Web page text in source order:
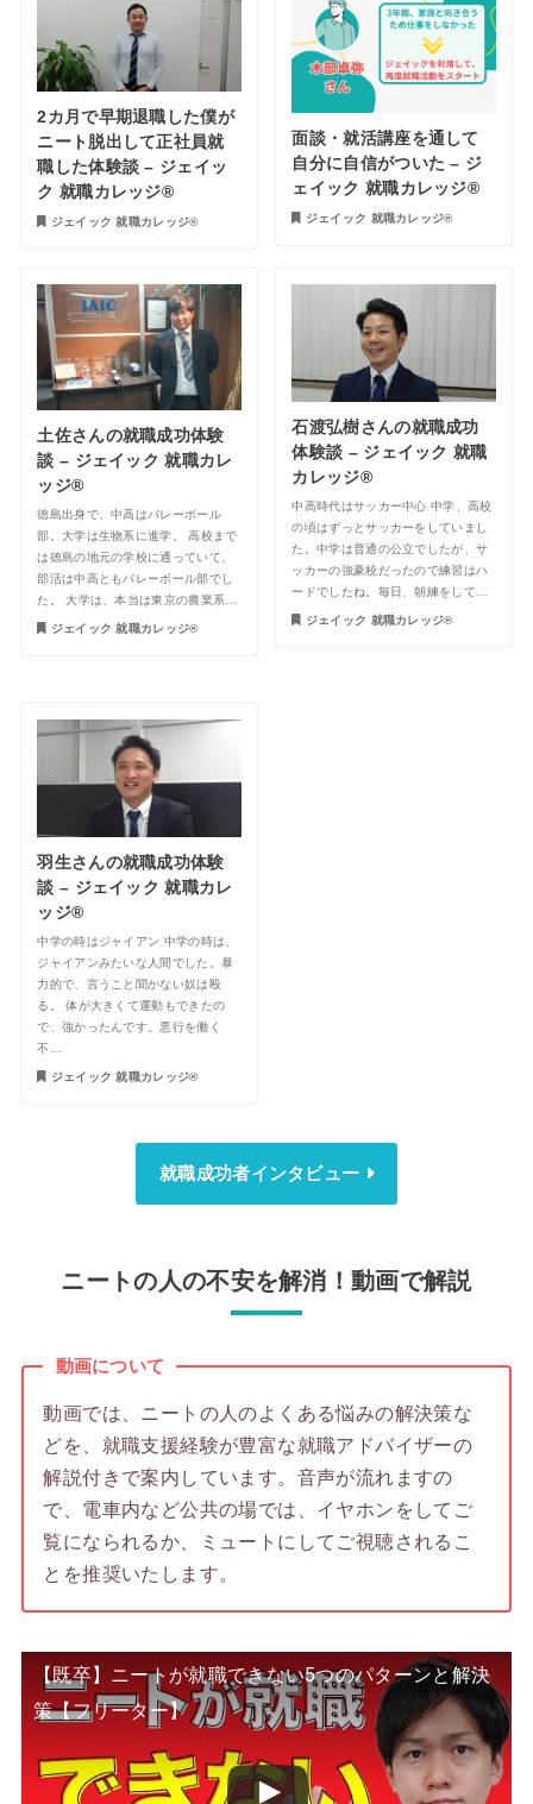
2カ月で早期退職した僕が
ニート脱出して正社員就
職した体験談 – ジェイッ
ク 就職カレッジ®︎
ジェイック 就職カレッジ®︎
面談・就活講座を通して
自分に自信がついた – ジ
ェイック 就職カレッジ®︎
ジェイック 就職カレッジ®︎
土佐さんの就職成功体験
談 – ジェイック 就職カレ
ッジ®︎
徳島出身で、中高はバレーボール
部。大学は生物系に進学。 高校まで
は徳島の地元の学校に通っていて、
部活は中高ともバレーボール部でし
た。 大学は、本当は東京の農業系…
ジェイック 就職カレッジ®︎
石渡弘樹さんの就職成功
体験談 – ジェイック 就職
カレッジ®︎
中高時代はサッカー中心 中学、高校
の頃はずっとサッカーをしていまし
た。中学は普通の公立でしたが、サ
ッカーの強豪校だったので練習はハ
ードでしたね。毎日、朝練をして…
ジェイック 就職カレッジ®︎
羽生さんの就職成功体験
談 – ジェイック 就職カレ
ッジ®︎
中学の時はジャイアン 中学の時は、
ジャイアンみたいな人間でした。暴
力的で、言うこと聞かない奴は殴
る。 体が大きくて運動もできたの
で、強かったんです。悪行を働く
不…
ジェイック 就職カレッジ®︎
就職成功者インタビュー
ニートの人の不安を解消！動画で解説
動画について
動画では、ニートの人のよくある悩みの解決策な
どを、就職支援経験が豊富な就職アドバイザーの
解説付きで案内しています。音声が流れますの
で、電車内など公共の場では、イヤホンをしてご
覧になられるか、ミュートにしてご視聴されるこ
とを推奨いたします。
【既卒】ニートが就職できない5つのパターンと解決
策【フリーター】